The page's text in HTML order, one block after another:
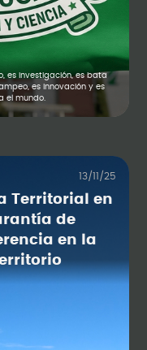
es investigación, es bata
es innovación y es
el mundo.
13/11/25
Territorial en
de
en la